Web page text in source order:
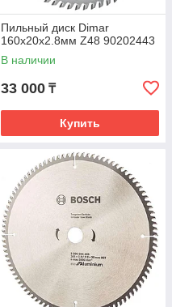
Пильный диск Dimar
160х20х2.8мм Z48 90202443
В наличии
33 000 ₸
Купить